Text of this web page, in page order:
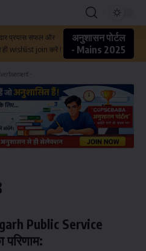
प्रयास सफल और
ही wishlist join करें !
अनुशासन पोर्टल
- Mains 2025
-
Public Service
परिणाम: